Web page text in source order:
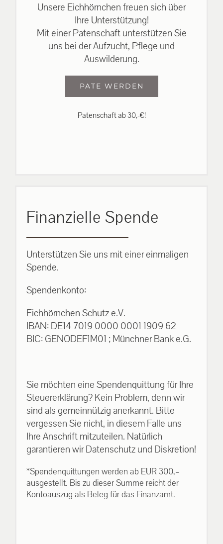
Unsere Eichhörnchen freuen sich über
Ihre Unterstützung!
Mit einer Patenschaft unterstützen Sie
uns bei der Aufzucht, Pflege und
Auswilderung.
PATE WERDEN
Patenschaft ab 30,-€!
Finanzielle Spende
Unterstützen Sie uns mit einer einmaligen
Spende.
Spendenkonto:
Eichhörnchen Schutz e.V.
IBAN: DE14 7019 0000 0001 1909 62
BIC: GENODEF1M01 ; Münchner Bank e.G.
Sie möchten eine Spendenquittung für Ihre
Steuererklärung? Kein Problem, denn wir
sind als gemeinnützig anerkannt. Bitte
vergessen Sie nicht, in diesem Falle uns
Ihre Anschrift mitzuteilen. Natürlich
garantieren wir Datenschutz und Diskretion!
*Spendenquittungen werden ab EUR 300,–
ausgestellt. Bis zu dieser Summe reicht der
Kontoauszug als Beleg für das Finanzamt.